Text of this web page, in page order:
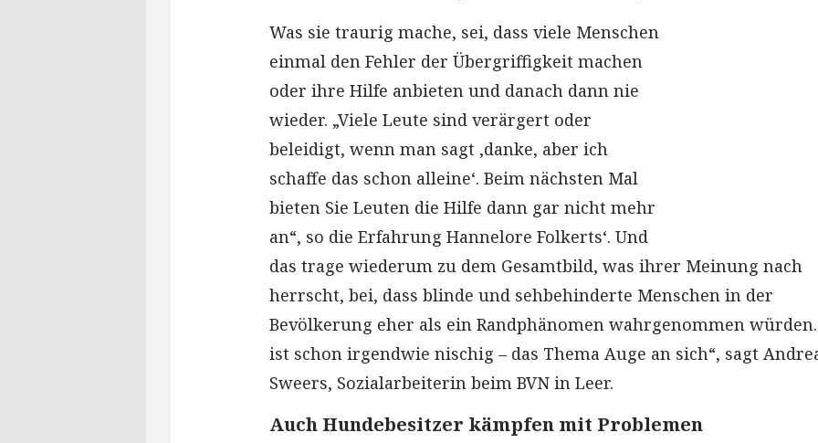
Was sie traurig mache, sei, dass viele Menschen
einmal den Fehler der Übergriffigkeit machen
oder ihre Hilfe anbieten und danach dann nie
wieder. „Viele Leute sind verärgert oder
beleidigt, wenn man sagt ‚danke, aber ich
schaffe das schon alleine‘. Beim nächsten Mal
bieten Sie Leuten die Hilfe dann gar nicht mehr
an“, so die Erfahrung Hannelore Folkerts‘. Und
das trage wiederum zu dem Gesamtbild, was ihrer Meinung nach
herrscht, bei, dass blinde und sehbehinderte Menschen in der
Bevölkerung eher als ein Randphänomen wahrgenommen würden.
ist schon irgendwie nischig – das Thema Auge an sich“, sagt
Sweers, Sozialarbeiterin beim BVN in Leer.
Auch Hundebesitzer kämpfen mit Problemen